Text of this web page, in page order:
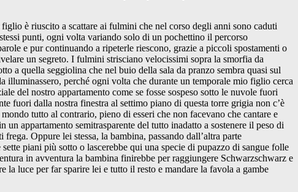
è riuscito a scattare ai fulmini che nel corso degli anni sono caduti
punti, ogni volta variando solo di un pochettino il percorso
e pur continuando a ripeterle riescono, grazie a piccoli spostamenti o
un segreto. I fulmini strisciano velocissimi sopra la smorfia da
a quella seggiolina che nel buio della sala da pranzo sembra quasi sul
perché ogni volta che durante un temporale mio figlio cerca
del nostro appartamento come se fosse sospeso sotto le nuvole fuori
fuori dalla nostra finestra al settimo piano di questa torre grigia non c’è
tutto al contrario, pieno di esseri che non facevano che cantare e
appartamento semitrasparente del tutto inadatto a sostenere il peso di
Oppure lei stessa, la bambina, passando dall’altra parte
piani più sotto o lascerebbe qui una specie di pupazzo di sangue folle
in avventura la bambina finirebbe per raggiungere Schwarzschwarz e
la luce per far sparire lei e tutto il resto e mandare la favola a gambe